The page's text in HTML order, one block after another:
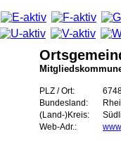
PLZ / Ort:
Bundesland:
(Land-)Kreis:
Web-Adr.: